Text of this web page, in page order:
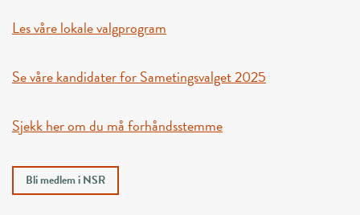
Les våre lokale valgprogram
Se våre kandidater for Sametingsvalget 2025
Sjekk her om du må forhåndsstemme
Bli medlem i NSR